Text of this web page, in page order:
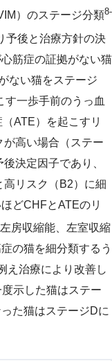
）のステージ分類8-
後と治療方針の決
筋症の証拠がない猫
ない猫をステージ
す一歩手前のうっ血
ATE）を起こすリ
高い場合（ステー
決定因子であり、
リスク（B2）に細
どCHFとATEのリ
房収縮能、左室収縮
の猫を細分類するう
え治療により改善し
示した猫はステー
た猫はステージDに